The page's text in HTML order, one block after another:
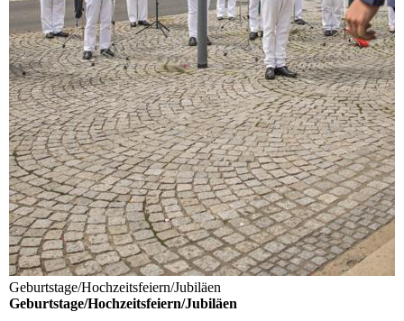
Geburtstage/Hochzeitsfeiern/Jubiläen
Geburtstage/Hochzeitsfeiern/Jubiläen